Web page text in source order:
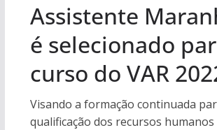
Assistente
é selecionado
curso do VAR
Visando a formação continuada
qualificação dos recursos